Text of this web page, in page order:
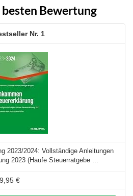
Bewertung
1
2023/2024: Vollständige Anleitungen
2023 (Haufe Steuerratgebe ...
€